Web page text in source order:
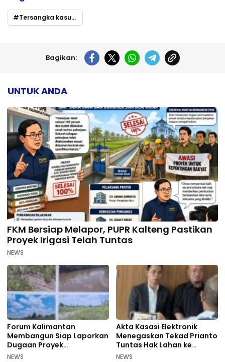
Tersangka kasus dana hibah koni kotim
Bagikan:
UNTUK ANDA
FKM Bersiap Melapor, PUPR Kalteng Pastikan
Proyek Irigasi Telah Tuntas
NEWS
Forum Kalimantan
Membangun Siap Laporkan
Dugaan Proyek
Bermasalah PUPR Kalteng
NEWS
Akta Kasasi Elektronik
Menegaskan Tekad Prianto
Tuntas Hak Lahan ke
Mahkamah Agung
NEWS